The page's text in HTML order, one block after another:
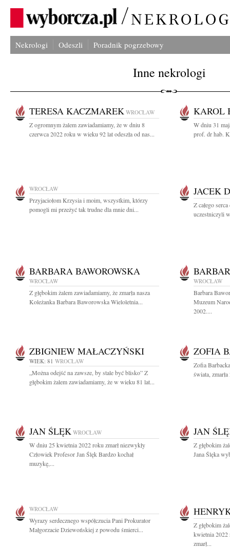
Nekrologi Odeszli Poradnik pogrzebowy
Inne nekrologi
TERESA KACZMAREK WROCŁAW
Z ogromnym żalem zawiadamiamy, że w dniu 8
czerwca 2022 roku w wieku 92 lat odeszła od nas...
KAROL
W dniu 31
prof. dr hab.
WROCŁAW
Przyjaciołom Krzysia i moim, wszystkim, którzy
pomogli mi przeżyć tak trudne dla mnie dni...
JACEK
Z całego
uczestniczyli
BARBARA BAWOROWSKA
WROCŁAW
Z głębokim żalem zawiadamiamy, że zmarła nasza
Koleżanka Barbara Baworowska Wieloletnia...
WROCŁAW
Barbara
Muzeum
2002....
ZBIGNIEW MAŁACZYŃSKI
WIEK: 81 WROCŁAW
„Można odejść na zawsze, by stale być blisko” Z
głębokim żalem zawiadamiamy, że w wieku 81 lat...
ZOFIA
Zofia
świata,
JAN ŚLĘK WROCŁAW
W dniu 25 kwietnia 2022 roku zmarł niezwykły
Człowiek Profesor Jan Ślęk Bardzo kochał
muzykę,...
JAN
Z głębokim
Jana Ślęka
WROCŁAW
Wyrazy serdecznego współczucia Pani Prokurator
Małgorzacie Dziewońskiej z powodu śmierci...
Z głębokim
kwietnia
zmarł...